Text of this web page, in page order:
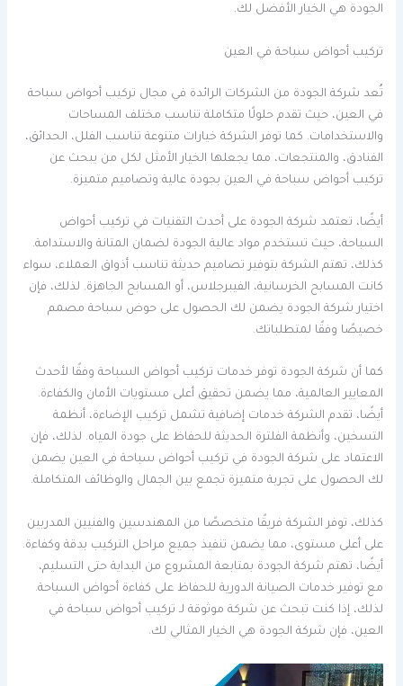
الجودة هي الخيار الأفضل لك.
تركيب أحواض سباحة في العين
تُعد شركة الجودة من الشركات الرائدة في مجال تركيب أحواض سباحة
في العين، حيث تقدم حلولًا متكاملة تناسب مختلف المساحات
والاستخدامات. كما توفر الشركة خيارات متنوعة تناسب الفلل، الحدائق،
الفنادق، والمنتجعات، مما يجعلها الخيار الأمثل لكل من يبحث عن
تركيب أحواض سباحة في العين بجودة عالية وتصاميم متميزة.
أيضًا، تعتمد شركة الجودة على أحدث التقنيات في تركيب أحواض
السباحة، حيث تستخدم مواد عالية الجودة لضمان المتانة والاستدامة.
كذلك، تهتم الشركة بتوفير تصاميم حديثة تناسب أذواق العملاء، سواء
كانت المسابح الخرسانية، الفيبرجلاس، أو المسابح الجاهزة. لذلك، فإن
اختيار شركة الجودة يضمن لك الحصول على حوض سباحة مصمم
خصيصًا وفقًا لمتطلباتك.
كما أن شركة الجودة توفر خدمات تركيب أحواض السباحة وفقًا لأحدث
المعايير العالمية، مما يضمن تحقيق أعلى مستويات الأمان والكفاءة.
أيضًا، تقدم الشركة خدمات إضافية تشمل تركيب الإضاءة، أنظمة
التسخين، وأنظمة الفلترة الحديثة للحفاظ على جودة المياه. لذلك، فإن
الاعتماد على شركة الجودة في تركيب أحواض سباحة في العين يضمن
لك الحصول على تجربة متميزة تجمع بين الجمال والوظائف المتكاملة.
كذلك، توفر الشركة فريقًا متخصصًا من المهندسين والفنيين المدربين
على أعلى مستوى، مما يضمن تنفيذ جميع مراحل التركيب بدقة وكفاءة.
أيضًا، تهتم شركة الجودة بمتابعة المشروع من البداية حتى التسليم،
مع توفير خدمات الصيانة الدورية للحفاظ على كفاءة أحواض السباحة.
لذلك، إذا كنت تبحث عن شركة موثوقة لـ تركيب أحواض سباحة في
العين، فإن شركة الجودة هي الخيار المثالي لك.